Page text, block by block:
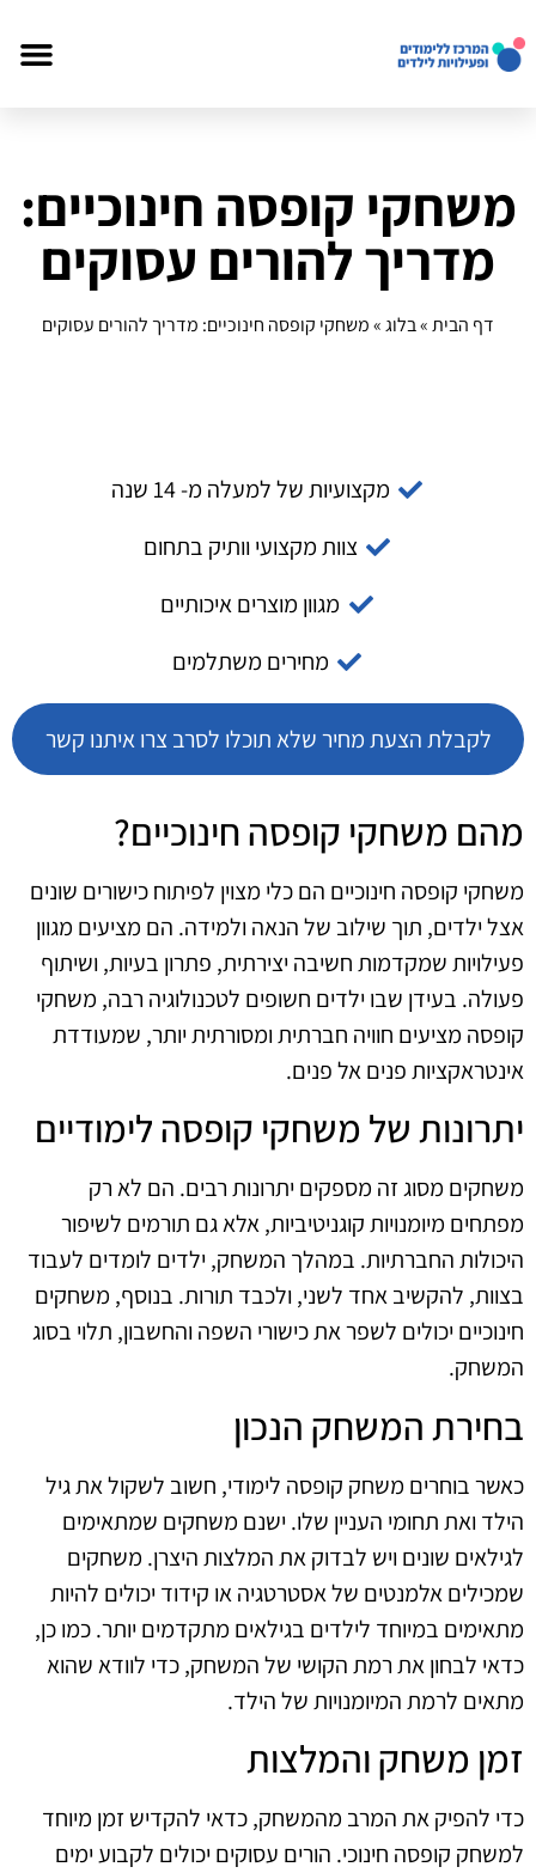
משחקי קופסה חינוכיים:
מדריך להורים עסוקים
דף הבית»בלוג»משחקי קופסה חינוכיים: מדריך להורים עסוקים
מקצועיות של למעלה מ- 14 שנה
צוות מקצועי וותיק בתחום
מגוון מוצרים איכותיים
מחירים משתלמים
לקבלת הצעת מחיר שלא תוכלו לסרב צרו איתנו קשר
מהם משחקי קופסה חינוכיים?
משחקי קופסה חינוכיים הם כלי מצוין לפיתוח כישורים שונים
אצל ילדים, תוך שילוב של הנאה ולמידה. הם מציעים מגוון
פעילויות שמקדמות חשיבה יצירתית, פתרון בעיות, ושיתוף
פעולה. בעידן שבו ילדים חשופים לטכנולוגיה רבה, משחקי
קופסה מציעים חוויה חברתית ומסורתית יותר, שמעודדת
אינטראקציות פנים אל פנים.
יתרונות של משחקי קופסה לימודיים
משחקים מסוג זה מספקים יתרונות רבים. הם לא רק
מפתחים מיומנויות קוגניטיביות, אלא גם תורמים לשיפור
היכולות החברתיות. במהלך המשחק, ילדים לומדים לעבוד
בצוות, להקשיב אחד לשני, ולכבד תורות. בנוסף, משחקים
חינוכיים יכולים לשפר את כישורי השפה והחשבון, תלוי בסוג
המשחק.
בחירת המשחק הנכון
כאשר בוחרים משחק קופסה לימודי, חשוב לשקול את גיל
הילד ואת תחומי העניין שלו. ישנם משחקים שמתאימים
לגילאים שונים ויש לבדוק את המלצות היצרן. משחקים
שמכילים אלמנטים של אסטרטגיה או קידוד יכולים להיות
מתאימים במיוחד לילדים בגילאים מתקדמים יותר. כמו כן,
כדאי לבחון את רמת הקושי של המשחק, כדי לוודא שהוא
מתאים לרמת המיומנויות של הילד.
זמן משחק והמלצות
כדי להפיק את המרב מהמשחק, כדאי להקדיש זמן מיוחד
למשחק קופסה חינוכי. הורים עסוקים יכולים לקבוע ימים